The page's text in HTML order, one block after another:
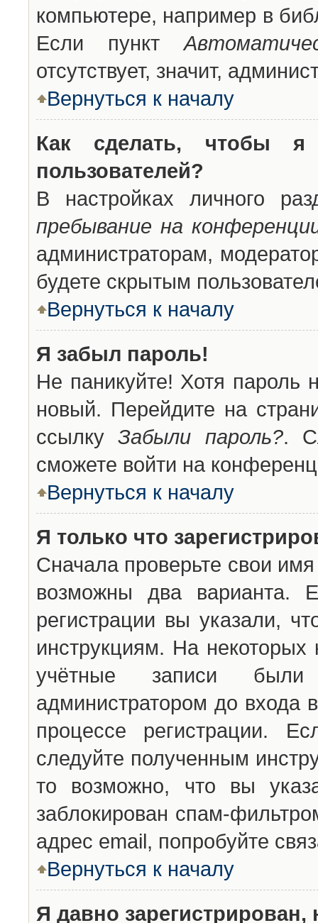
компьютере, например в
Если пункт
отсутствует, значит,
Вернуться к началу
Как сделать, чтобы
пользователей?
В настройках личного
пребывание на
администраторам,
будете скрытым
Вернуться к началу
Я забыл пароль!
Не паникуйте! Хотя пароль
новый. Перейдите на
ссылкуЗабыли пароль?.
сможете войти на
Вернуться к началу
Я только что
Сначала проверьте свои
возможны два варианта.
регистрации вы указали,
инструкциям. На
учётные записи были
администратором до входа
процессе регистрации.
следуйте полученным
то возможно, что вы
заблокирован спам-
адрес email, попробуйте
Вернуться к началу
Я давно